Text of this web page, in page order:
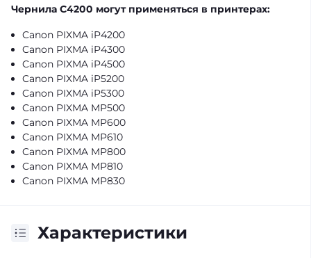
Чернила C4200 могут применяться в принтерах:
Canon PIXMA iP4200
Canon PIXMA iP4300
Canon PIXMA iP4500
Canon PIXMA iP5200
Canon PIXMA iP5300
Canon PIXMA MP500
Canon PIXMA MP600
Canon PIXMA MP610
Canon PIXMA MP800
Canon PIXMA MP810
Canon PIXMA MP830
Характеристики